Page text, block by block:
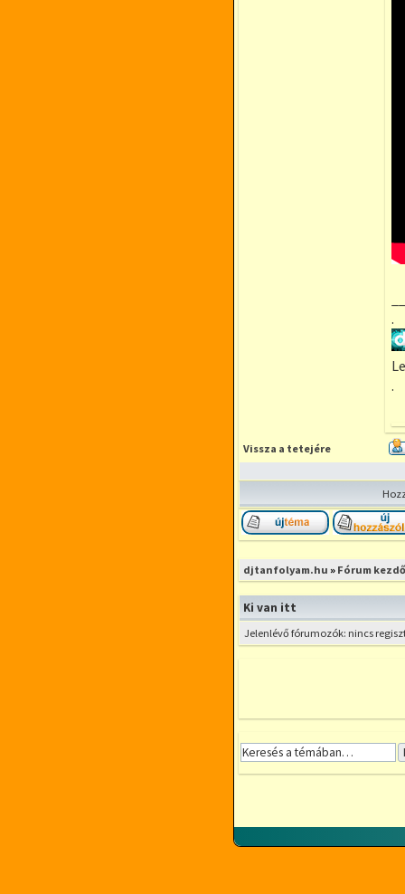
.
.
Vissza a tetejére
Új téma nyitása
djtanfolyam.hu » Fórum
Ki van itt
Jelenlévő fórumozók: nincs